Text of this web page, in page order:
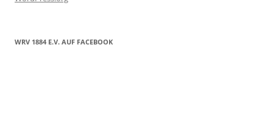
WRV 1884 E.V. AUF FACEBOOK